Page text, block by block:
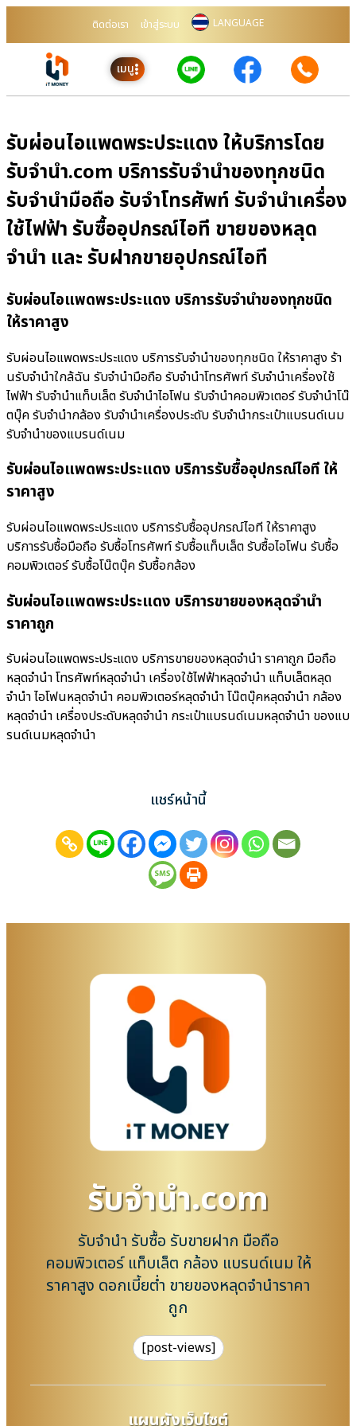
ติดต่อเรา เข้าสู่ระบบ LANGUAGE
เมนู
รับผ่อนไอแพดพระประแดง ให้บริการโดย
รับจํานํา.com บริการรับจำนำของทุกชนิด
รับจำนำมือถือ รับจำโทรศัพท์ รับจำนำเครื่อง
ใช้ไฟฟ้า รับซื้ออุปกรณ์ไอที ขายของหลุด
จำนำ และ รับฝากขายอุปกรณ์ไอที
รับผ่อนไอแพดพระประแดง บริการรับจำนำของทุกชนิด
ให้ราคาสูง
รับผ่อนไอแพดพระประแดง บริการรับจำนำของทุกชนิด ให้ราคาสูง ร้า
นรับจํานําใกล้ฉัน รับจำนำมือถือ รับจำนำโทรศัพท์ รับจำนำเครื่องใช้
ไฟฟ้า รับจำนำแท็บเล็ต รับจำนำไอโฟน รับจำนำคอมพิวเตอร์ รับจำนำโน๊
ตบุ๊ค รับจำนำกล้อง รับจำนำเครื่องประดับ รับจำนำกระเป๋าแบรนด์เนม
รับจำนำของแบรนด์เนม
รับผ่อนไอแพดพระประแดง บริการรับซื้ออุปกรณ์ไอที ให้
ราคาสูง
รับผ่อนไอแพดพระประแดง บริการรับซื้ออุปกรณ์ไอที ให้ราคาสูง
บริการรับซื้อมือถือ รับซื้อโทรศัพท์ รับซื้อแท็บเล็ต รับซื้อไอโฟน รับซื้อ
คอมพิวเตอร์ รับซื้อโน๊ตบุ๊ค รับซื้อกล้อง
รับผ่อนไอแพดพระประแดง บริการขายของหลุดจำนำ
ราคาถูก
รับผ่อนไอแพดพระประแดง บริการขายของหลุดจำนำ ราคาถูก มือถือ
หลุดจำนำ โทรศัพท์หลุดจำนำ เครื่องใช้ไฟฟ้าหลุดจำนำ แท็บเล็ตหลุด
จำนำ ไอโฟนหลุดจำนำ คอมพิวเตอร์หลุดจำนำ โน๊ตบุ๊คหลุดจำนำ กล้อง
หลุดจำนำ เครื่องประดับหลุดจำนำ กระเป๋าแบรนด์เนมหลุดจำนำ ของแบ
รนด์เนมหลุดจำนำ
แชร์หน้านี้
รับจํานํา.com
รับจำนำ รับซื้อ รับขายฝาก มือถือ
คอมพิวเตอร์ แท็บเล็ต กล้อง แบรนด์เนม ให้
ราคาสูง ดอกเบี้ยต่ำ ขายของหลุดจำนำราคา
ถูก
[post-views]
แผนผังเว็บไซต์